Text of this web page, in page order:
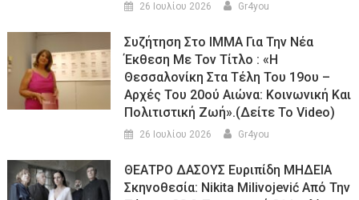
26 Ιουλίου 2026 Gr4you
Συζήτηση Στο ΙΜΜΑ Για Την Νέα
Έκθεση Με Τον Τίτλο : «Η
Θεσσαλονίκη Στα Τέλη Του 19ου –
Αρχές Του 20ού Αιώνα: Κοινωνική Και
Πολιτιστική Ζωή».(Δείτε Το Video)
26 Ιουλίου 2026 Gr4you
ΘΕΑΤΡΟ ΔΑΣΟΥΣ Ευριπίδη ΜΗΔΕΙΑ
Σκηνοθεσία: Nikita Milivojević Από Την